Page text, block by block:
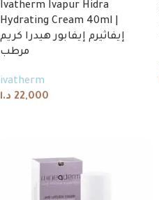
Ivatherm Ivapur Hidra
Hydrating Cream 40ml |
إيفاثيرم إيفابور هيدرا كريم
مرطب
ivatherm
22,000 د.ا